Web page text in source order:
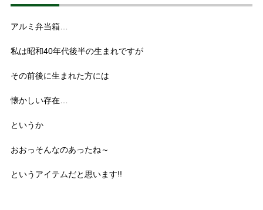
アルミ弁当箱…
私は昭和40年代後半の生まれですが
その前後に生まれた方には
懐かしい存在…
というか
おおっそんなのあったね～
というアイテムだと思います!!